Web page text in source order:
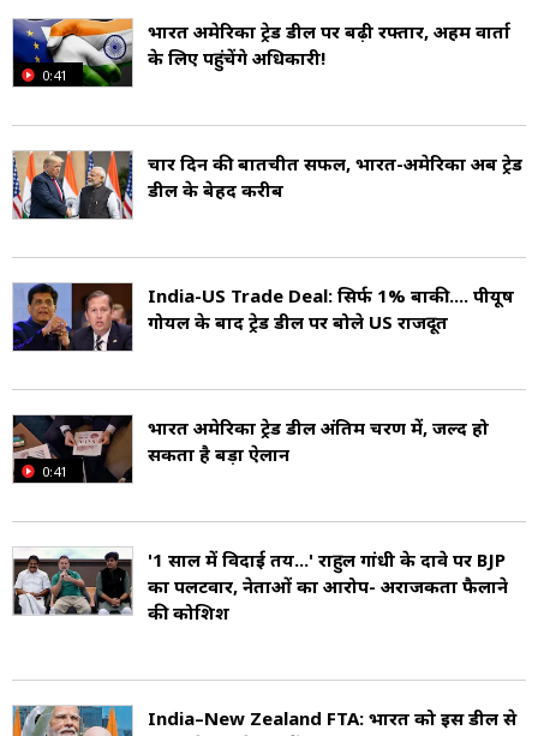
में प्रवेश किया. अपने तीन दशक से अधिक लंबे राजनीतिक
जीवन में, उन्होंने कई पदों पर कार्य किया है और कोयला,
(Minister of State for Power, Coal, New and
Renewable Energy) के रूप में कार्य किया है. साथ
वाणिज्य और उद्योग मंत्री (Minister of Commerce
& Industry) और उपभोक्ता मामले, खाद्य और
Affairs, Food & Public Distribution) के रूप में
भी काम किया है. गोयल को भारत सरकार द्वारा 'नदियों
को जोड़ने' के लिए टास्क फोर्स में नामित किया गया था.
उनके नेतृत्व में, 2017 से 2021 तक, भारतीय रेलवे ने
200 लंबे समय से लंबित परियोजनाओं को पूरा किया है
0:41
भारत अमेरिका ट्रेड डील पर बढ़ी रफ्तार, अहम वार्ता
के लिए पहुंचेंगे अधिकारी!
चार दिन की बातचीत सफल, भारत-अमेरिका अब ट्रेड
डील के बेहद करीब
India-US Trade Deal: सिर्फ 1% बाकी.... पीयूष
गोयल के बाद ट्रेड डील पर बोले US राजदूत
0:41
भारत अमेरिका ट्रेड डील अंतिम चरण में, जल्द हो
सकता है बड़ा ऐलान
'1 साल में विदाई तय...' राहुल गांधी के दावे पर BJP
का पलटवार, नेताओं का आरोप- अराजकता फैलाने
की कोशिश
India–New Zealand FTA: भारत को इस डील से